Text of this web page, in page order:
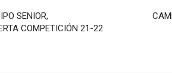
SENIOR,
COMPETICIÓN 21-22